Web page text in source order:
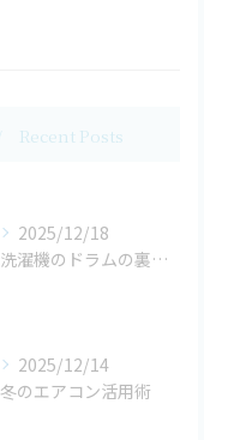
Recent Posts
2025/12/18
洗濯機のドラムの裏側は閲覧注意・・・
2025/12/14
冬のエアコン活用術